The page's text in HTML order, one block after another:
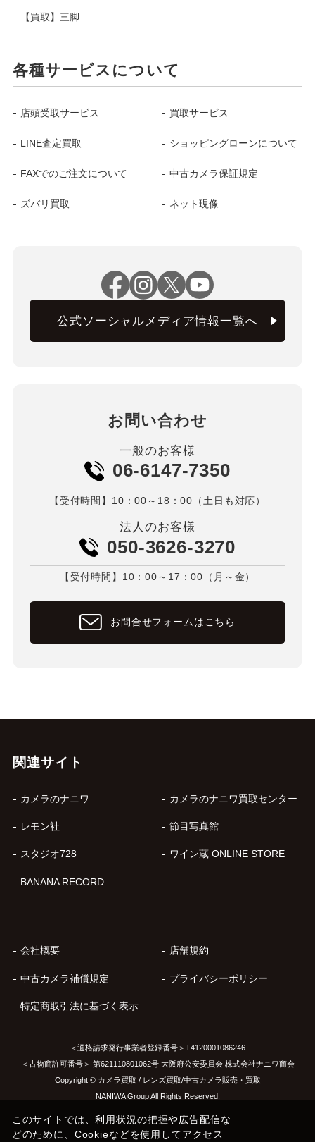
【買取】三脚
各種サービスについて
店頭受取サービス 買取サービス
LINE査定買取 ショッピングローンについて
FAXでのご注文について 中古カメラ保証規定
ズバリ買取 ネット現像
公式ソーシャルメディア情報一覧へ
お問い合わせ
一般のお客様
06-6147-7350
【受付時間】10：00～18：00（土日も対応）
法人のお客様
050-3626-3270
【受付時間】10：00～17：00（月～金）
お問合せフォームはこちら
関連サイト
カメラのナニワ カメラのナニワ買取センター
レモン社 節目写真館
スタジオ728 ワイン蔵 ONLINE STORE
BANANA RECORD
会社概要 店舗規約
中古カメラ補償規定 プライバシーポリシー
特定商取引法に基づく表示
＜適格請求発行事業者登録番号＞T4120001086246
＜古物商許可番号＞ 第621110801062号 大阪府公安委員会 株式会社ナニワ商会
Copyright © カメラ買取 / レンズ買取/中古カメラ販売・買取
NANIWA Group All Rights Reserved.
このサイトでは、利用状況の把握や広告配信な
どのために、Cookieなどを使用してアクセス